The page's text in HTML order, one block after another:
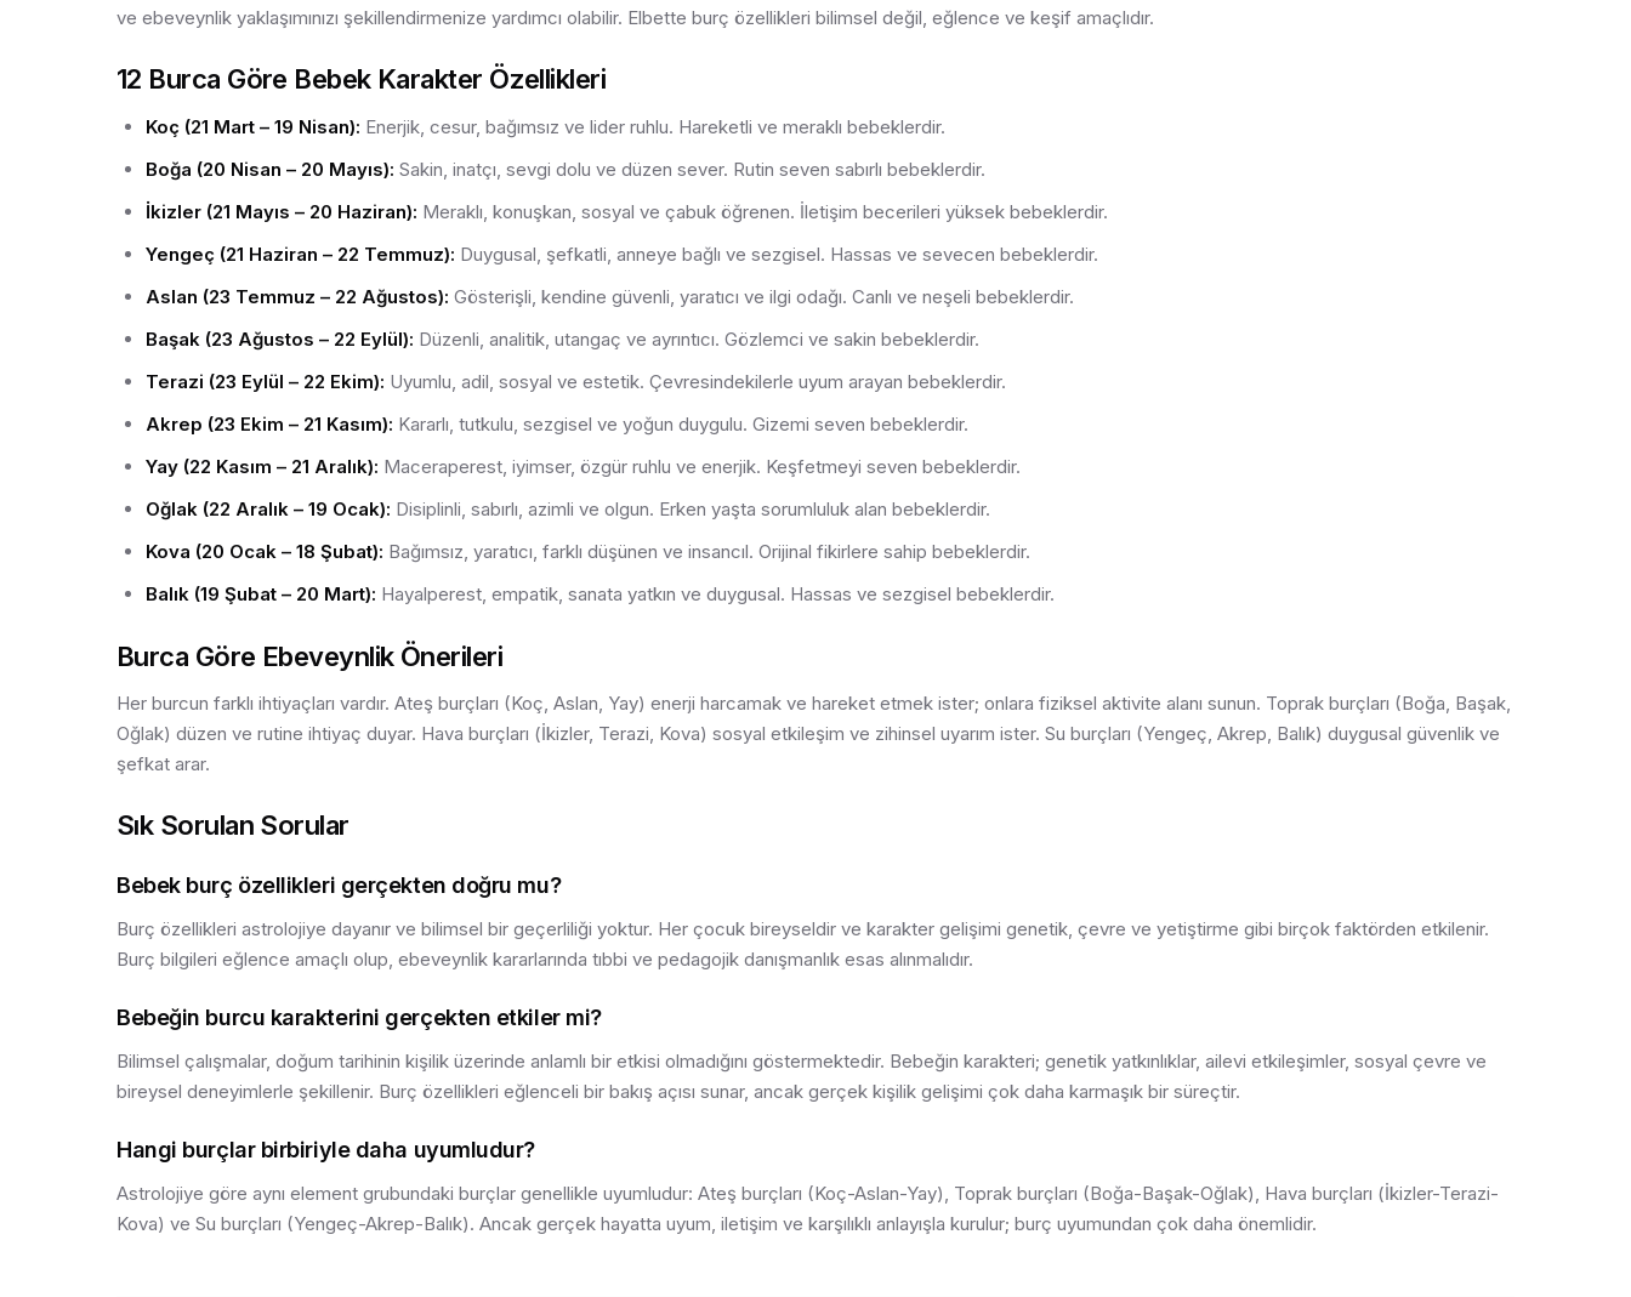
ve ebeveynlik yaklaşımınızı şekillendirmenize yardımcı olabilir. Elbette burç özellikleri bilimsel değil, eğlence ve keşif amaçlıdır.
12 Burca Göre Bebek Karakter Özellikleri
Koç (21 Mart – 19 Nisan): Enerjik, cesur, bağımsız ve lider ruhlu. Hareketli ve meraklı bebeklerdir.
Boğa (20 Nisan – 20 Mayıs): Sakin, inatçı, sevgi dolu ve düzen sever. Rutin seven sabırlı bebeklerdir.
İkizler (21 Mayıs – 20 Haziran): Meraklı, konuşkan, sosyal ve çabuk öğrenen. İletişim becerileri yüksek bebeklerdir.
Yengeç (21 Haziran – 22 Temmuz): Duygusal, şefkatli, anneye bağlı ve sezgisel. Hassas ve sevecen bebeklerdir.
Aslan (23 Temmuz – 22 Ağustos): Gösterişli, kendine güvenli, yaratıcı ve ilgi odağı. Canlı ve neşeli bebeklerdir.
Başak (23 Ağustos – 22 Eylül): Düzenli, analitik, utangaç ve ayrıntıcı. Gözlemci ve sakin bebeklerdir.
Terazi (23 Eylül – 22 Ekim): Uyumlu, adil, sosyal ve estetik. Çevresindekilerle uyum arayan bebeklerdir.
Akrep (23 Ekim – 21 Kasım): Kararlı, tutkulu, sezgisel ve yoğun duygulu. Gizemi seven bebeklerdir.
Yay (22 Kasım – 21 Aralık): Maceraperest, iyimser, özgür ruhlu ve enerjik. Keşfetmeyi seven bebeklerdir.
Oğlak (22 Aralık – 19 Ocak): Disiplinli, sabırlı, azimli ve olgun. Erken yaşta sorumluluk alan bebeklerdir.
Kova (20 Ocak – 18 Şubat): Bağımsız, yaratıcı, farklı düşünen ve insancıl. Orijinal fikirlere sahip bebeklerdir.
Balık (19 Şubat – 20 Mart): Hayalperest, empatik, sanata yatkın ve duygusal. Hassas ve sezgisel bebeklerdir.
Burca Göre Ebeveynlik Önerileri
Her burcun farklı ihtiyaçları vardır. Ateş burçları (Koç, Aslan, Yay) enerji harcamak ve hareket etmek ister; onlara fiziksel aktivite alanı sunun. Toprak burçları (Boğa, Başak,
Oğlak) düzen ve rutine ihtiyaç duyar. Hava burçları (İkizler, Terazi, Kova) sosyal etkileşim ve zihinsel uyarım ister. Su burçları (Yengeç, Akrep, Balık) duygusal güvenlik ve
şefkat arar.
Sık Sorulan Sorular
Bebek burç özellikleri gerçekten doğru mu?
Burç özellikleri astrolojiye dayanır ve bilimsel bir geçerliliği yoktur. Her çocuk bireyseldir ve karakter gelişimi genetik, çevre ve yetiştirme gibi birçok faktörden etkilenir.
Burç bilgileri eğlence amaçlı olup, ebeveynlik kararlarında tıbbi ve pedagojik danışmanlık esas alınmalıdır.
Bebeğin burcu karakterini gerçekten etkiler mi?
Bilimsel çalışmalar, doğum tarihinin kişilik üzerinde anlamlı bir etkisi olmadığını göstermektedir. Bebeğin karakteri; genetik yatkınlıklar, ailevi etkileşimler, sosyal çevre ve
bireysel deneyimlerle şekillenir. Burç özellikleri eğlenceli bir bakış açısı sunar, ancak gerçek kişilik gelişimi çok daha karmaşık bir süreçtir.
Hangi burçlar birbiriyle daha uyumludur?
Astrolojiye göre aynı element grubundaki burçlar genellikle uyumludur: Ateş burçları (Koç-Aslan-Yay), Toprak burçları (Boğa-Başak-Oğlak), Hava burçları (İkizler-Terazi-
Kova) ve Su burçları (Yengeç-Akrep-Balık). Ancak gerçek hayatta uyum, iletişim ve karşılıklı anlayışla kurulur; burç uyumundan çok daha önemlidir.